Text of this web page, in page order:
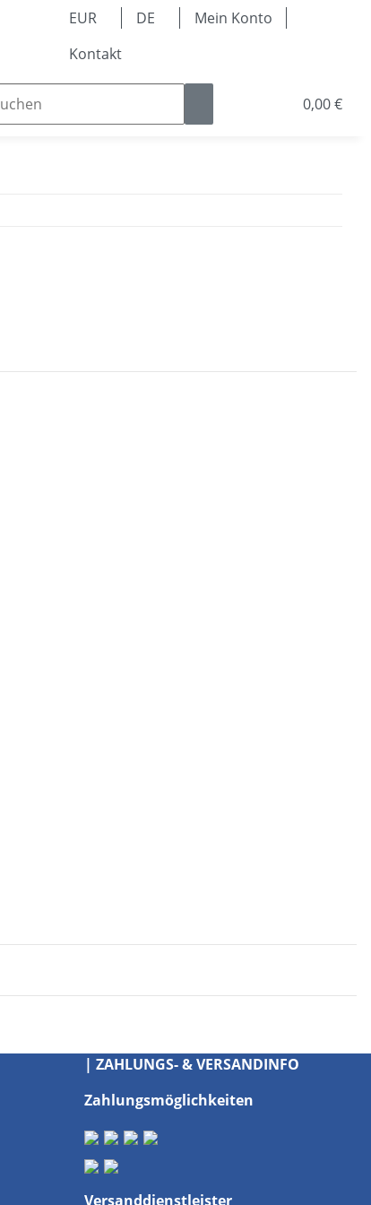
EUR DE
Mein Konto
Kontakt
0,00 €
Pneumatik
| ZAHLUNGS- & VERSANDINFO
Zahlungsmöglichkeiten
Versanddienstleister